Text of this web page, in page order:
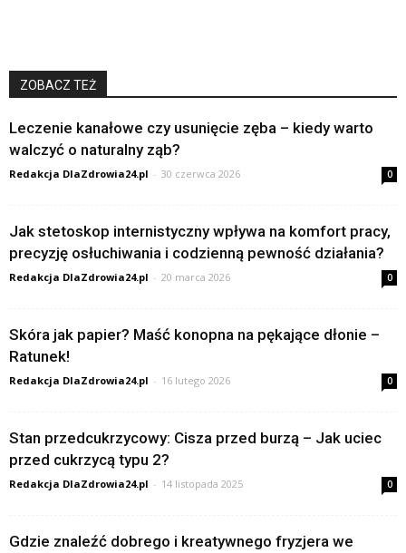
ZOBACZ TEŻ
Leczenie kanałowe czy usunięcie zęba – kiedy warto
walczyć o naturalny ząb?
Redakcja DlaZdrowia24.pl - 30 czerwca 2026 0
Jak stetoskop internistyczny wpływa na komfort pracy,
precyzję osłuchiwania i codzienną pewność działania?
Redakcja DlaZdrowia24.pl - 20 marca 2026 0
Skóra jak papier? Maść konopna na pękające dłonie –
Ratunek!
Redakcja DlaZdrowia24.pl - 16 lutego 2026 0
Stan przedcukrzycowy: Cisza przed burzą – Jak uciec
przed cukrzycą typu 2?
Redakcja DlaZdrowia24.pl - 14 listopada 2025 0
Gdzie znaleźć dobrego i kreatywnego fryzjera we